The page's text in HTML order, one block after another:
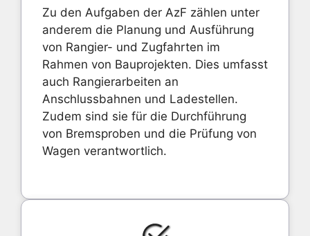
Zu den Aufgaben der AzF zählen unter
anderem die Planung und Ausführung
von Rangier- und Zugfahrten im
Rahmen von Bauprojekten. Dies umfasst
auch Rangierarbeiten an
Anschlussbahnen und Ladestellen.
Zudem sind sie für die Durchführung
von Bremsproben und die Prüfung von
Wagen verantwortlich.